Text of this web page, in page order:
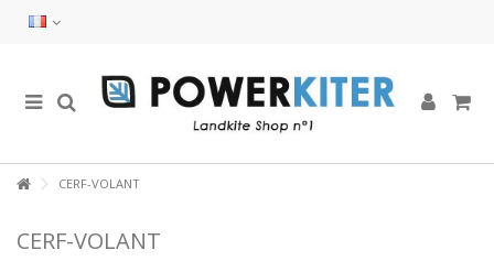
CERF-VOLANT
CERF-VOLANT